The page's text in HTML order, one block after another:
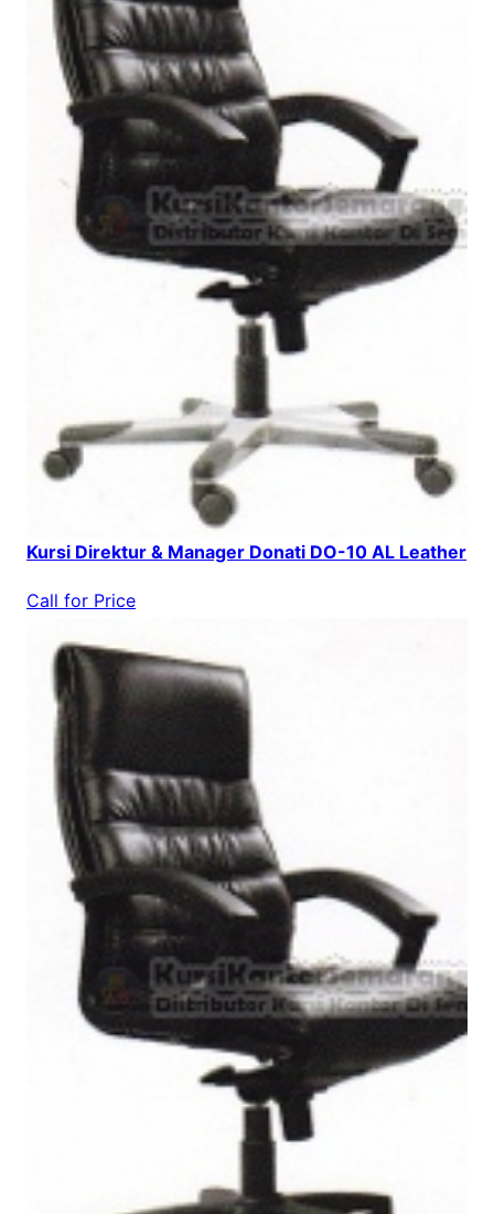
Kursi Direktur & Manager Donati DO-10 AL Leather
Call for Price